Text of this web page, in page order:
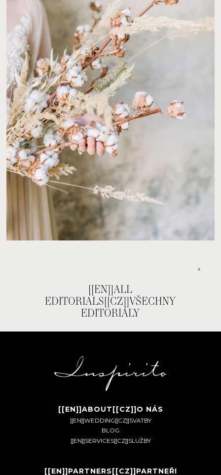
[[EN]]ALL
EDITORIALS[[CZ]]VŠECHNY
EDITORIÁLY
[[EN]]ABOUT[[CZ]]O NÁS
[[EN]]WEDDING[[CZ]]SVATBY
BLOG
[[EN]]SERVICES[[CZ]]SLUŽBY
[[EN]]PARTNERS[[CZ]]PARTNEŘI